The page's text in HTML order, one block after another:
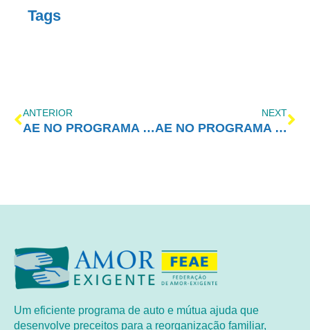
Tags
ANTERIOR
AE NO PROGRAMA VIDA MELHOR – REDEVIDA – 07/10/2024
NEXT
AE NO PROGRAMA VIDA MELHOR – REDEVIDA – 14/10/2024
Um eficiente programa de auto e mútua ajuda que
desenvolve preceitos para a reorganização familiar,